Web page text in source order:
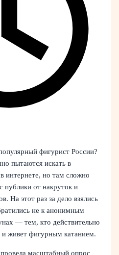
фигурист России?
пытаются искать в
интернете, но там сложно
публики от накруток и
На этот раз за дело взялись
не к анонимным
— тем, кто действительно
и живет фигурным катанием.
масштабный опрос